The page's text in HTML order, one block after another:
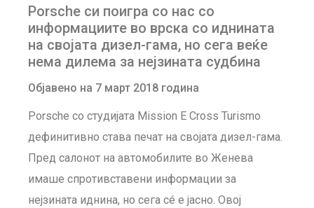
Porsche си поигра со нас со
информациите во врска со иднината
на својата дизел-гама, но сега веќе
нема дилема за нејзината судбина
Објавено на 7 март 2018 година
Porsche со студијата Mission E Cross Turismo
дефинитивно става печат на својата дизел-гама.
Пред салонот на автомобилите во Женева
имаше спротивставени информации за
нејзината иднина, но сега сé е јасно. Овој